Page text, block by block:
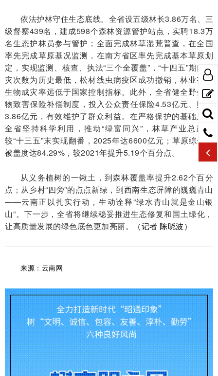
依法护林守住生态底线。全省设五级林长3.86万名、三
级督察439名，建成598个森林资源管护站点，实聘18.3万
名生态护林员参与管护；全面完成林草湿荒普查，在全国
率先完成草原基况监测，在南方省区率先完成基本草原划
定，实现监测、核查、执法“三个全覆盖”，“十四五”期间火
灾次数为历史最低，松材线虫病疫区成功撤销，林业有害
生物成灾率远低于国家控制指标。此外，全省健全野生动
物致害保险补偿制度，投入公众责任保险4.53亿元、赔付
3.86亿元，有效维护了群众利益。在严格保护的基础上，
全省坚持科学利用，推动“绿富同兴”，林草产业总产值
较“十三五”末实现翻番，2025年达6600亿元；草原综合植
被盖度达84.29%，较2021年提升5.19个百分点。
从义务植树的一锹土，到森林覆盖率提升2.62个百分
点；从乡村“四旁”的点点新绿，到西南生态屏障的巍巍青山
——云南正以扎实行动，生动诠释“绿水青山就是金山银
山”。下一步，全省将继续稳妥推进生态修复和国土绿化，
让高质量发展的绿色底色更加亮丽。
（记者 陈晓波）
来源：云南网